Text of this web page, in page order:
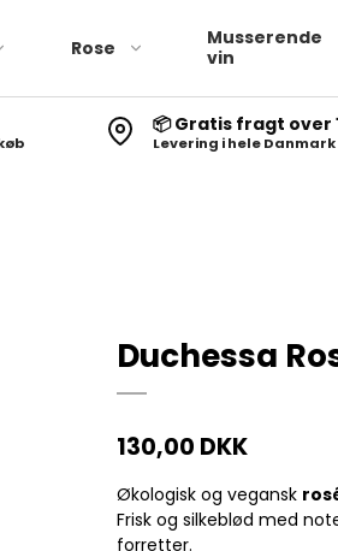
Rose
Musserende
vin
📦 Gratis fragt over
Levering i hele Danmark
Duchessa
130,00 DKK
Økologisk og vegansk
Frisk og silkeblød med
forretter.